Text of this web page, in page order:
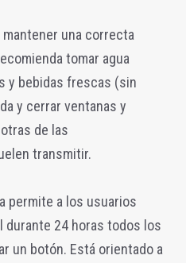
una correcta
tomar agua
y bebidas frescas (sin
y cerrar ventanas y
de las
transmitir.
permite a los usuarios
durante 24 horas todos los
un botón. Está orientado a